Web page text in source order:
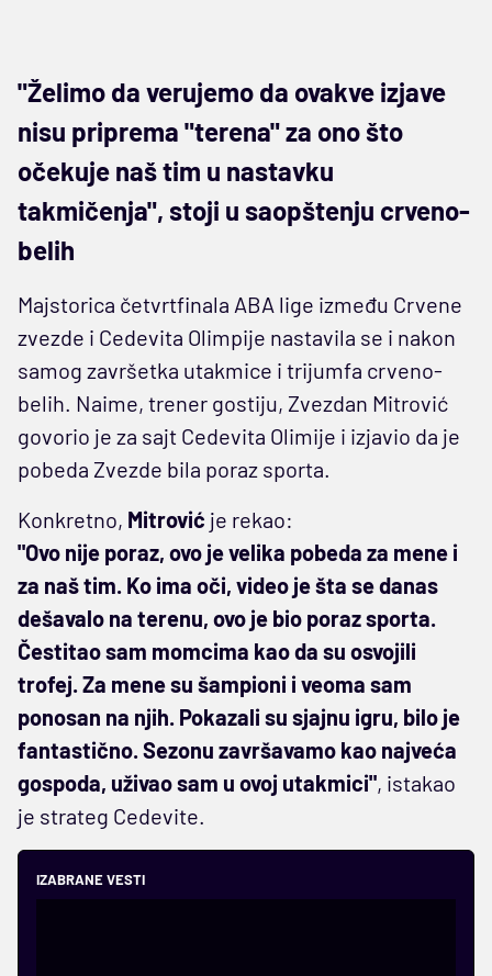
"Želimo da verujemo da ovakve izjave
nisu priprema "terena" za ono što
očekuje naš tim u nastavku
takmičenja", stoji u saopštenju crveno-
belih
Majstorica četvrtfinala ABA lige između Crvene
zvezde i Cedevita Olimpije nastavila se i nakon
samog završetka utakmice i trijumfa crveno-
belih. Naime, trener gostiju, Zvezdan Mitrović
govorio je za sajt Cedevita Olimije i izjavio da je
pobeda Zvezde bila poraz sporta.
Konkretno, Mitrović je rekao:
"Ovo nije poraz, ovo je velika pobeda za mene i
za naš tim. Ko ima oči, video je šta se danas
dešavalo na terenu, ovo je bio poraz sporta.
Čestitao sam momcima kao da su osvojili
trofej. Za mene su šampioni i veoma sam
ponosan na njih. Pokazali su sjajnu igru, bilo je
fantastično. Sezonu završavamo kao najveća
gospoda, uživao sam u ovoj utakmici", istakao
je strateg Cedevite.
IZABRANE VESTI